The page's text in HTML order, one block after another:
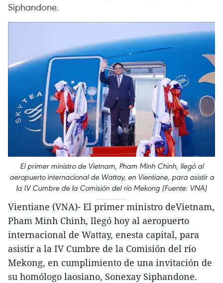
Siphandone.
El primer ministro de Vietnam, Pham Minh Chinh, llegó al
aeropuerto internacional de Wattay, en Vientiane, para asistir a
la IV Cumbre de la Comisión del río Mekong (Fuente: VNA)
Vientiane (VNA)- El primer ministro deVietnam,
Pham Minh Chinh, llegó hoy al aeropuerto
internacional de Wattay, enesta capital, para
asistir a la IV Cumbre de la Comisión del río
Mekong, en cumplimiento de una invitación de
su homólogo laosiano, Sonexay Siphandone.